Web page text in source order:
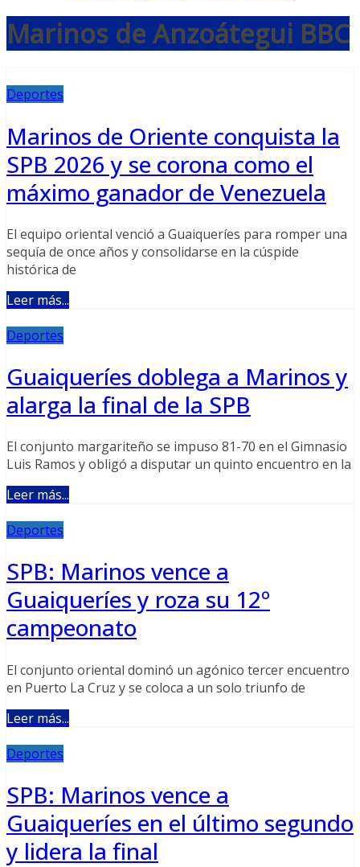
Marinos de Anzoátegui BBC
Deportes
Marinos de Oriente conquista la
SPB 2026 y se corona como el
máximo ganador de Venezuela
El equipo oriental venció a Guaiqueríes para romper una
sequía de once años y consolidarse en la cúspide
histórica de
Leer más...
Deportes
Guaiqueríes doblega a Marinos y
alarga la final de la SPB
El conjunto margariteño se impuso 81-70 en el Gimnasio
Luis Ramos y obligó a disputar un quinto encuentro en la
Leer más...
Deportes
SPB: Marinos vence a
Guaiqueríes y roza su 12º
campeonato
El conjunto oriental dominó un agónico tercer encuentro
en Puerto La Cruz y se coloca a un solo triunfo de
Leer más...
Deportes
SPB: Marinos vence a
Guaiqueríes en el último segundo
y lidera la final